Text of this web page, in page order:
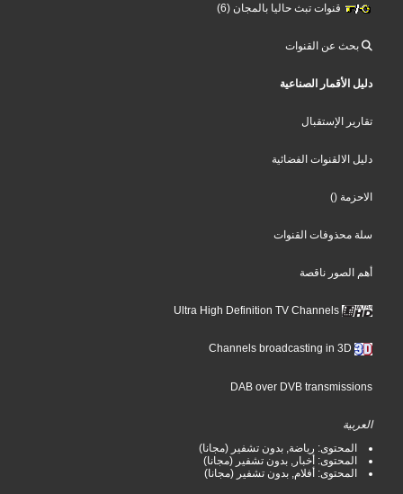
قنوات تبث حاليا بالمجان (6)
بحث عن القنوات
دليل الأقمار الصناعية
تقارير الإستقبال
دليل الالقنوات الفضائية
الاحزمة ()
سلة محذوفات القنوات
أهم الصور ناقصة
Ultra High Definition TV Channels
DAB over DVB transmissions
العربية
المحتوى: رياضة, بدون تشفير (مجانا)
المحتوى: أخبار, بدون تشفير (مجانا)
المحتوى: أفلام, بدون تشفير (مجانا)